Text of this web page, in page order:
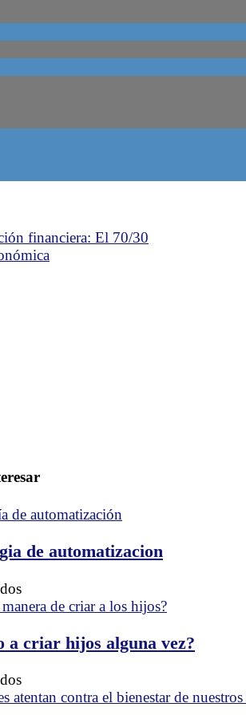
financiera: El 70/30
de automatizacion
en
Colombia
de
automatizacion
a criar hijos alguna vez?
en
¿Alguien